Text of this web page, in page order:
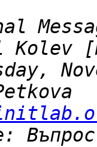
Kolev
Въпрос